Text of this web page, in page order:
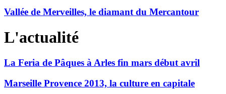
Vallée de Merveilles, le diamant du Mercantour
L'actualité
La Feria de Pâques à Arles fin mars début avril
Marseille Provence 2013, la culture en capitale